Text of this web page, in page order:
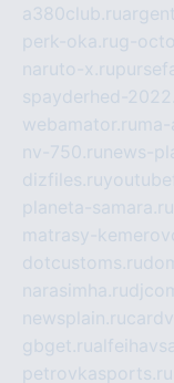
a380club.ru
perk-oka.rug-
naruto-x.ru
spayderhed-
webamator.ru
nv-750.ru news-
dizfiles.ru
planeta-samara.ru
matrasy-
dotcustoms.ru
narasimha.ru
newsplain.ru
gbget.ru
petrovkasports.ru